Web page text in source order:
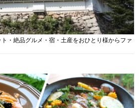
ト・絶品グルメ・宿・土産をおひとり様からファ